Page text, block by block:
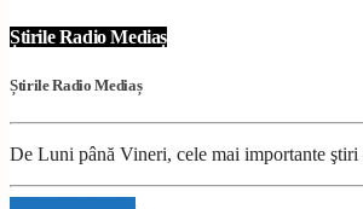
Știrile Radio Mediaș
Știrile Radio Mediaș
De Luni până Vineri, cele mai importante